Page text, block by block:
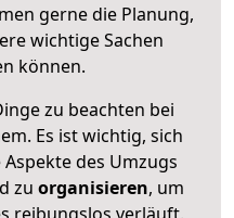
gerne die Planung,
wichtige Sachen
können.
zu beachten bei
Es ist wichtig, sich
des Umzugs
zu organisieren, um